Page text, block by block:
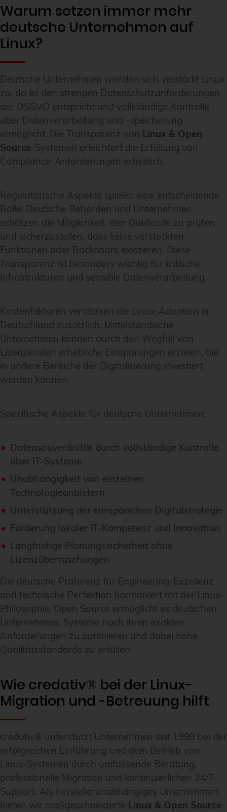
Warum setzen immer mehr
deutsche Unternehmen auf
Linux?
Deutsche Unternehmen wenden sich verstärkt Linux
zu, da es den strengen Datenschutzanforderungen
der DSGVO entspricht und vollständige Kontrolle
über Datenverarbeitung und -speicherung
ermöglicht. Die Transparenz von Linux & Open
Source-Systemen erleichtert die Erfüllung von
Compliance-Anforderungen erheblich.
Regulatorische Aspekte spielen eine entscheidende
Rolle. Deutsche Behörden und Unternehmen
schätzen die Möglichkeit, den Quellcode zu prüfen
und sicherzustellen, dass keine versteckten
Funktionen oder Backdoors existieren. Diese
Transparenz ist besonders wichtig für kritische
Infrastrukturen und sensible Datenverarbeitung.
Kostenfaktoren verstärken die Linux-Adoption in
Deutschland zusätzlich. Mittelständische
Unternehmen können durch den Wegfall von
Lizenzkosten erhebliche Einsparungen erzielen, die
in andere Bereiche der Digitalisierung investiert
werden können.
Spezifische Aspekte für deutsche Unternehmen:
Datensouveränität durch vollständige Kontrolle
über IT-Systeme
Unabhängigkeit von einzelnen
Technologieanbietern
Unterstützung der europäischen Digitalstrategie
Förderung lokaler IT-Kompetenz und Innovation
Langfristige Planungssicherheit ohne
Lizenzüberraschungen
Die deutsche Präferenz für Engineering-Exzellenz
und technische Perfektion harmoniert mit der Linux-
Philosophie. Open Source ermöglicht es deutschen
Unternehmen, Systeme nach ihren exakten
Anforderungen zu optimieren und dabei hohe
Qualitätsstandards zu erfüllen.
Wie credativ® bei der Linux-
Migration und -Betreuung hilft
credativ® unterstützt Unternehmen seit 1999 bei der
erfolgreichen Einführung und dem Betrieb von
Linux-Systemen durch umfassende Beratung,
professionelle Migration und kontinuierlichen 24/7-
Support. Als herstellerunabhängiges Unternehmen
bieten wir maßgeschneiderte Linux & Open Source-